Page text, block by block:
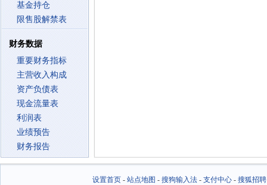
基金持仓
限售股解禁表
财务数据
重要财务指标
主营收入构成
资产负债表
现金流量表
利润表
业绩预告
财务报告
设置首页- 站点地图 - 搜狗输入法- 支付中心- 搜狐招聘